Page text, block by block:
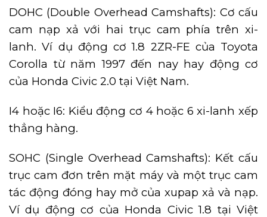
DOHC (Double Overhead Camshafts): Cơ cấu
cam nạp xả với hai trục cam phía trên xi-
lanh. Ví dụ động cơ 1.8 2ZR-FE của Toyota
Corolla từ năm 1997 đến nay hay động cơ
của Honda Civic 2.0 tại Việt Nam.
I4 hoặc I6: Kiểu động cơ 4 hoặc 6 xi-lanh xếp
thẳng hàng.
SOHC (Single Overhead Camshafts): Kết cấu
trục cam đơn trên mặt máy và một trục cam
tác động đóng hay mở của xupap xả và nạp.
Ví dụ động cơ của Honda Civic 1.8 tại Việt